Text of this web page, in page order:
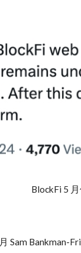
BlockFi 5
Sam Bankman-